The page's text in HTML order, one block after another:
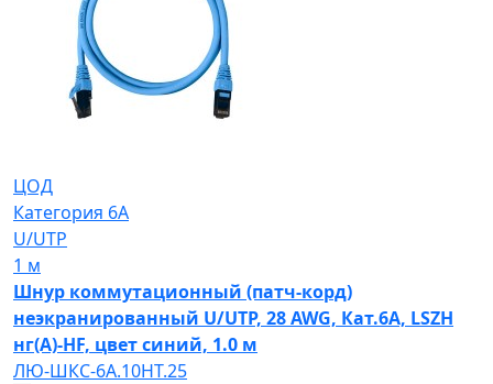
ЦОД
Категория 6A
U/UTP
1 м
Шнур коммутационный (патч-корд)
неэкранированный U/UTP, 28 AWG, Кат.6A, LSZH
нг(А)-HF, цвет синий, 1.0 м
ЛЮ-ШКС-6A.10НТ.25